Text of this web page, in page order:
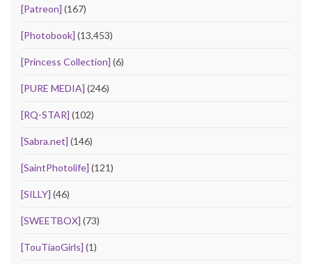
[Patreon] (167)
[Photobook] (13,453)
[Princess Collection] (6)
[PURE MEDIA] (246)
[RQ-STAR] (102)
[Sabra.net] (146)
[SaintPhotolife] (121)
[SILLY] (46)
[SWEETBOX] (73)
[TouTiaoGirls] (1)